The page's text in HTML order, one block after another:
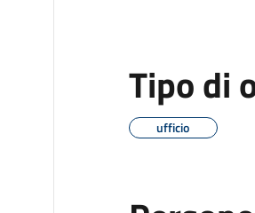
Tipo di
ufficio